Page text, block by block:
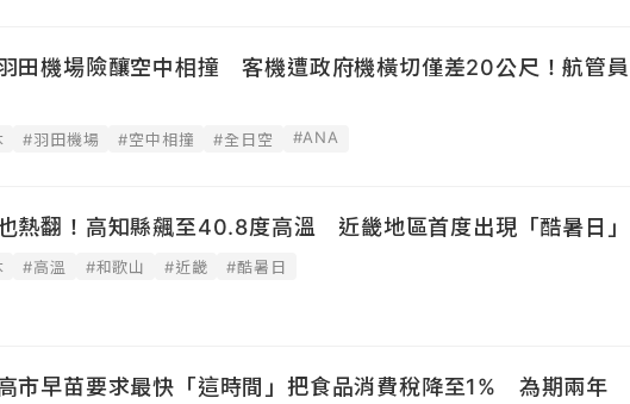
田機場險釀空中相撞 客機遭政府機橫切僅差20公尺！航管員
#羽田機場 #空中相撞 #全日空 #ANA
熱翻！高知縣飆至40.8度高溫 近畿地區首度出現「酷暑日」
#高溫 #和歌山 #近畿 #酷暑日
市早苗要求最快「這時間」把食品消費稅降至1% 為期兩年